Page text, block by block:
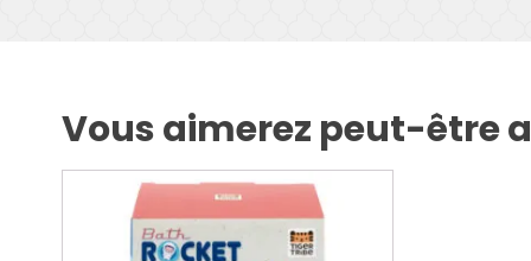
Vous aimerez peut-être